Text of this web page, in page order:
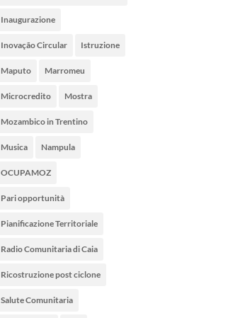
Inaugurazione
Inovação Circular Istruzione
Maputo Marromeu
Microcredito Mostra
Mozambico in Trentino
Musica Nampula
OCUPAMOZ
Pari opportunità
Pianificazione Territoriale
Radio Comunitaria di Caia
Ricostruzione post ciclone
Salute Comunitaria